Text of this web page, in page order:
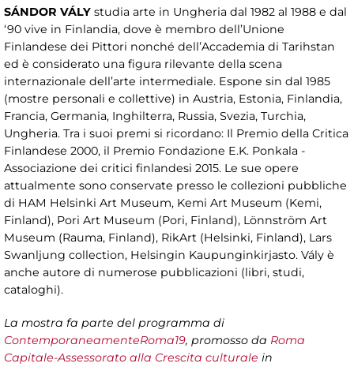
SÁNDOR VÁLY studia arte in Ungheria dal 1982 al 1988 e dal
‘90 vive in Finlandia, dove è membro dell’Unione
Finlandese dei Pittori nonché dell’Accademia di Tarihstan
ed è considerato una figura rilevante della scena
internazionale dell’arte intermediale. Espone sin dal 1985
(mostre personali e collettive) in Austria, Estonia, Finlandia,
Francia, Germania, Inghilterra, Russia, Svezia, Turchia,
Ungheria. Tra i suoi premi si ricordano: Il Premio della Critica
Finlandese 2000, il Premio Fondazione E.K. Ponkala -
Associazione dei critici finlandesi 2015. Le sue opere
attualmente sono conservate presso le collezioni pubbliche
di HAM Helsinki Art Museum, Kemi Art Museum (Kemi,
Finland), Pori Art Museum (Pori, Finland), Lönnström Art
Museum (Rauma, Finland), RikArt (Helsinki, Finland), Lars
Swanljung collection, Helsingin Kaupunginkirjasto. Vály è
anche autore di numerose pubblicazioni (libri, studi,
cataloghi).
La mostra fa parte del programma di
ContemporaneamenteRoma19, promosso da Roma
Capitale-Assessorato alla Crescita culturale in